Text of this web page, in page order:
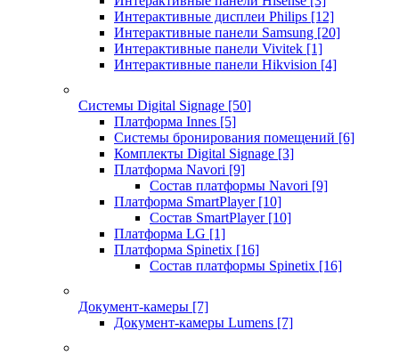
Интерактивные дисплеи Philips [12]
Интерактивные панели Samsung [20]
Интерактивные панели Vivitek [1]
Интерактивные панели Hikvision [4]
Системы Digital Signage [50]
Платформа Innes [5]
Системы бронирования помещений [6]
Комплекты Digital Signage [3]
Платформа Navori [9]
Состав платформы Navori [9]
Платформа SmartPlayer [10]
Состав SmartPlayer [10]
Платформа LG [1]
Платформа Spinetix [16]
Состав платформы Spinetix [16]
Документ-камеры [7]
Документ-камеры Lumens [7]